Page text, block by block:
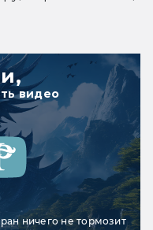
видео
ничего не тормозит